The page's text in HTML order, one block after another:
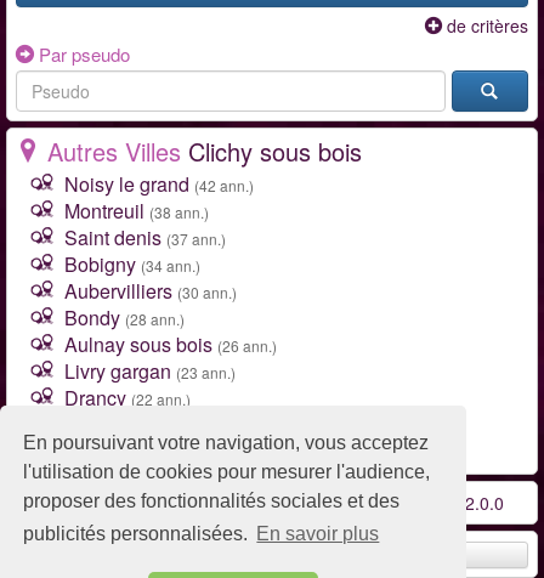
En poursuivant votre navigation, vous acceptez
l'utilisation de cookies pour mesurer l'audience,
proposer des fonctionnalités sociales et des
publicités personnalisées. En savoir plus
de critères
Par pseudo
Autres Villes Clichy sous bois
Noisy le grand (42 ann.)
Montreuil (38 ann.)
Saint denis (37 ann.)
Bobigny (34 ann.)
Aubervilliers (30 ann.)
Bondy (28 ann.)
Aulnay sous bois (26 ann.)
Livry gargan (23 ann.)
Drancy (22 ann.)
Toutes les villes de Seine-Saint-Denis (93)
Conditions d'utilisation-Contact / FAQ-Partenaires v2.0.0